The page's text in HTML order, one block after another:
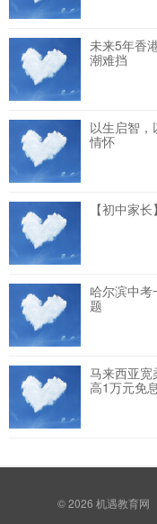
未来5年香
潮难挡
以生启智
情怀
【初中家
哈尔滨中考
题
马来西亚宽
高1万元免
© 2026 机遇教育网